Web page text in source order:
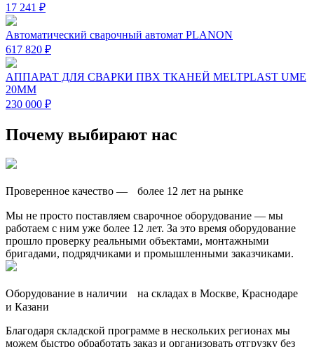
17 241 ₽
Автоматический сварочный автомат PLANON
617 820 ₽
АППАРАТ ДЛЯ СВАРКИ ПВХ ТКАНЕЙ MELTPLAST UME
20ММ
230 000 ₽
Почему выбирают нас
Проверенное качество — более 12 лет на рынке
Мы не просто поставляем сварочное оборудование — мы
работаем с ним уже более 12 лет. За это время оборудование
прошло проверку реальными объектами, монтажными
бригадами, подрядчиками и промышленными заказчиками.
Оборудование в наличии на складах в Москве, Краснодаре
и Казани
Благодаря складской программе в нескольких регионах мы
можем быстро обработать заказ и организовать отгрузку без